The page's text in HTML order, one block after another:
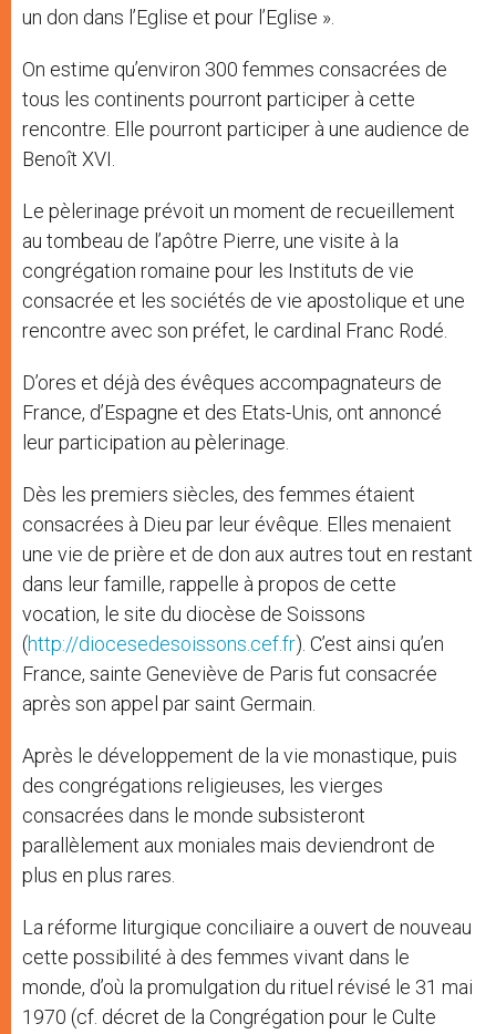
un don dans l’Eglise et pour l’Eglise ».
On estime qu’environ 300 femmes consacrées de
tous les continents pourront participer à cette
rencontre. Elle pourront participer à une audience de
Benoît XVI.
Le pèlerinage prévoit un moment de recueillement
au tombeau de l’apôtre Pierre, une visite à la
congrégation romaine pour les Instituts de vie
consacrée et les sociétés de vie apostolique et une
rencontre avec son préfet, le cardinal Franc Rodé.
D’ores et déjà des évêques accompagnateurs de
France, d’Espagne et des Etats-Unis, ont annoncé
leur participation au pèlerinage.
Dès les premiers siècles, des femmes étaient
consacrées à Dieu par leur évêque. Elles menaient
une vie de prière et de don aux autres tout en restant
dans leur famille, rappelle à propos de cette
vocation, le site du diocèse de Soissons
(http://diocesedesoissons.cef.fr). C’est ainsi qu’en
France, sainte Geneviève de Paris fut consacrée
après son appel par saint Germain.
Après le développement de la vie monastique, puis
des congrégations religieuses, les vierges
consacrées dans le monde subsisteront
parallèlement aux moniales mais deviendront de
plus en plus rares.
La réforme liturgique conciliaire a ouvert de nouveau
cette possibilité à des femmes vivant dans le
monde, d’où la promulgation du rituel révisé le 31 mai
1970 (cf. décret de la Congrégation pour le Culte